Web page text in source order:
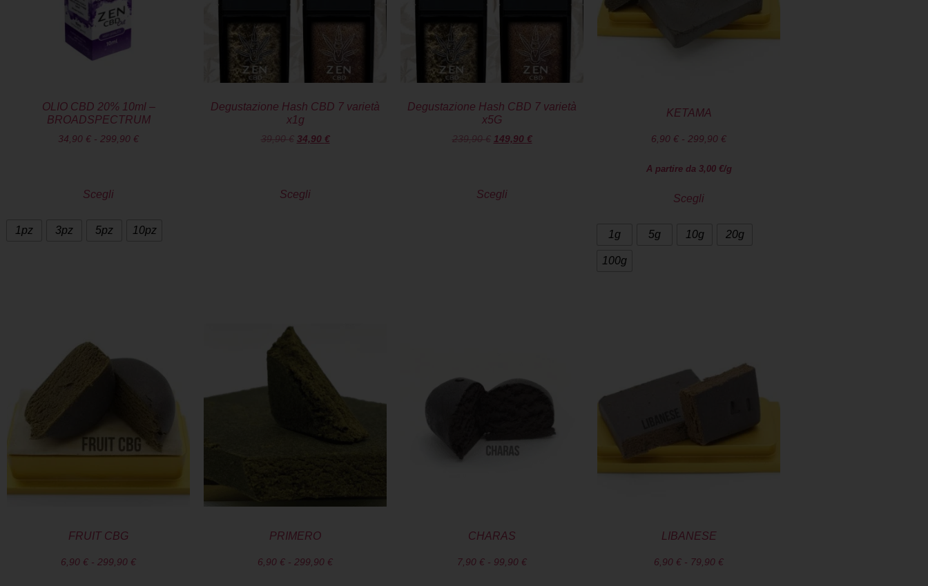
OLIO CBD 20% 10ml –
BROADSPECTRUM
34,90 € - 299,90 €
Scegli
1pz 3pz 5pz 10pz
Degustazione Hash CBD 7 varietà
x1g
39,90€ 34,90 €
Scegli
Degustazione Hash CBD 7 varietà
x5G
239,90€ 149,90 €
Scegli
KETAMA
6,90 € - 299,90 €
A partire da 3,00 €/g
Scegli
1g 5g 10g 20g
100g
FRUIT CBG
6,90 € - 299,90 €
PRIMERO
6,90 € - 299,90 €
CHARAS
7,90 € - 99,90 €
LIBANESE
6,90 € - 79,90 €